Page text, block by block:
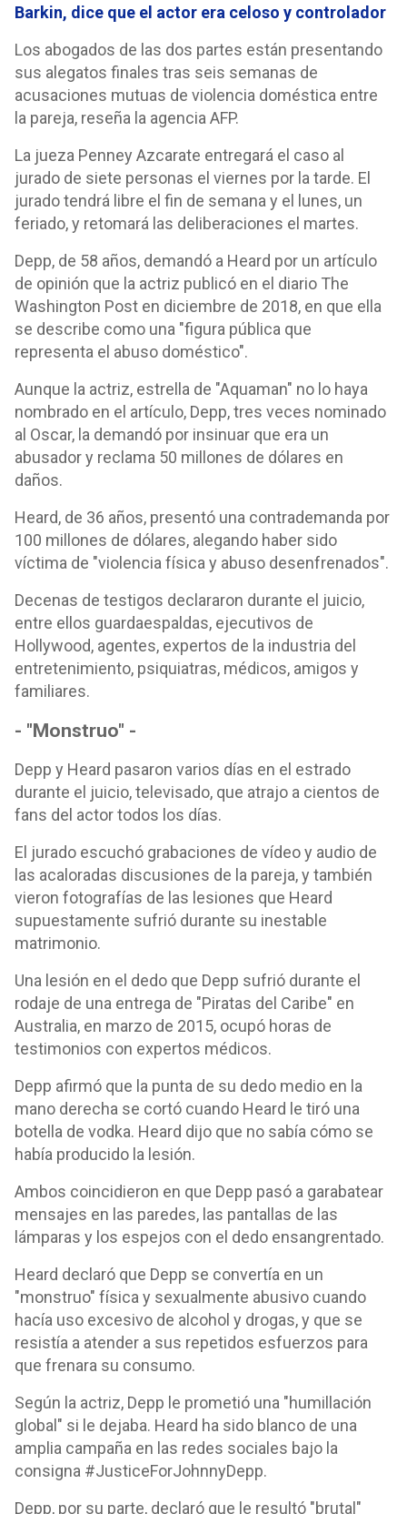
Barkin, dice que el actor era celoso y controlador
Los abogados de las dos partes están presentando
sus alegatos finales tras seis semanas de
acusaciones mutuas de violencia doméstica entre
la pareja, reseña la agencia AFP.
La jueza Penney Azcarate entregará el caso al
jurado de siete personas el viernes por la tarde. El
jurado tendrá libre el fin de semana y el lunes, un
feriado, y retomará las deliberaciones el martes.
Depp, de 58 años, demandó a Heard por un artículo
de opinión que la actriz publicó en el diario The
Washington Post en diciembre de 2018, en que ella
se describe como una "figura pública que
representa el abuso doméstico".
Aunque la actriz, estrella de "Aquaman" no lo haya
nombrado en el artículo, Depp, tres veces nominado
al Oscar, la demandó por insinuar que era un
abusador y reclama 50 millones de dólares en
daños.
Heard, de 36 años, presentó una contrademanda por
100 millones de dólares, alegando haber sido
víctima de "violencia física y abuso desenfrenados".
Decenas de testigos declararon durante el juicio,
entre ellos guardaespaldas, ejecutivos de
Hollywood, agentes, expertos de la industria del
entretenimiento, psiquiatras, médicos, amigos y
familiares.
- "Monstruo" -
Depp y Heard pasaron varios días en el estrado
durante el juicio, televisado, que atrajo a cientos de
fans del actor todos los días.
El jurado escuchó grabaciones de vídeo y audio de
las acaloradas discusiones de la pareja, y también
vieron fotografías de las lesiones que Heard
supuestamente sufrió durante su inestable
matrimonio.
Una lesión en el dedo que Depp sufrió durante el
rodaje de una entrega de "Piratas del Caribe" en
Australia, en marzo de 2015, ocupó horas de
testimonios con expertos médicos.
Depp afirmó que la punta de su dedo medio en la
mano derecha se cortó cuando Heard le tiró una
botella de vodka. Heard dijo que no sabía cómo se
había producido la lesión.
Ambos coincidieron en que Depp pasó a garabatear
mensajes en las paredes, las pantallas de las
lámparas y los espejos con el dedo ensangrentado.
Heard declaró que Depp se convertía en un
"monstruo" física y sexualmente abusivo cuando
hacía uso excesivo de alcohol y drogas, y que se
resistía a atender a sus repetidos esfuerzos para
que frenara su consumo.
Según la actriz, Depp le prometió una "humillación
global" si le dejaba. Heard ha sido blanco de una
amplia campaña en las redes sociales bajo la
consigna #JusticeForJohnnyDepp.
Depp, por su parte, declaró que le resultó "brutal"